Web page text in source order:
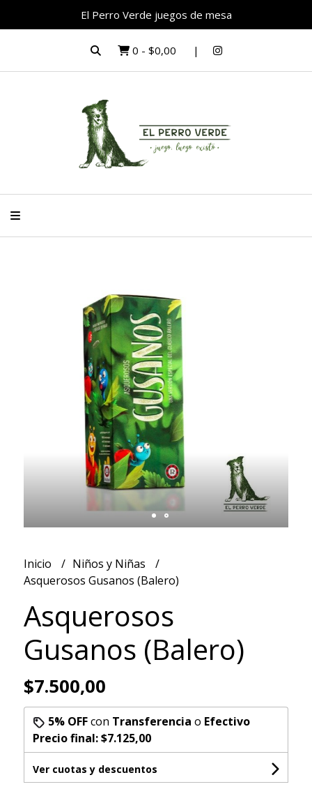
El Perro Verde juegos de mesa
0 - $0,00
Inicio
Niños y Niñas
Asquerosos Gusanos (Balero)
Asquerosos
Gusanos (Balero)
$7.500,00
5% OFFcon Transferencia o Efectivo
Precio final:$7.125,00
Ver cuotas y descuentos